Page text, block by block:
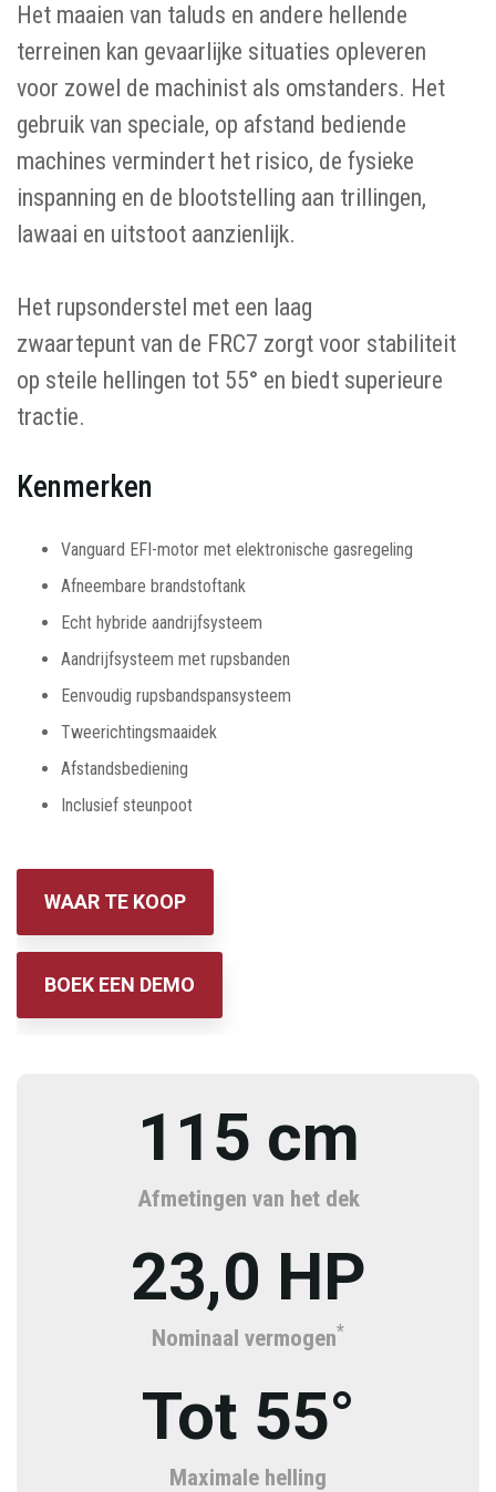
Het maaien van taluds en andere hellende
terreinen kan gevaarlijke situaties opleveren
voor zowel de machinist als omstanders. Het
gebruik van speciale, op afstand bediende
machines vermindert het risico, de fysieke
inspanning en de blootstelling aan trillingen,
lawaai en uitstoot aanzienlijk.
Het rupsonderstel met een laag
zwaartepunt van de FRC7 zorgt voor stabiliteit
op steile hellingen tot 55° en biedt superieure
tractie.
Kenmerken
Vanguard EFI-motor met elektronische gasregeling
Afneembare brandstoftank
Echt hybride aandrijfsysteem
Aandrijfsysteem met rupsbanden
Eenvoudig rupsbandspansysteem
Tweerichtingsmaaidek
Afstandsbediening
Inclusief steunpoot
WAAR TE KOOP
BOEK EEN DEMO
115 cm
Afmetingen van het dek
23,0 HP
Nominaal vermogen*
Tot 55°
Maximale helling